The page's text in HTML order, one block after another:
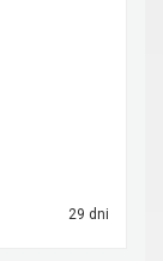
29 dni